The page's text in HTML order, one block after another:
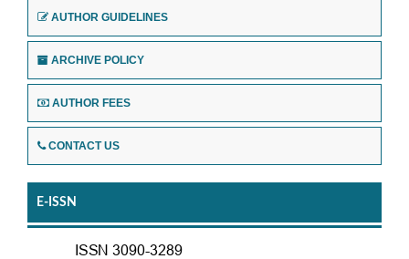
AUTHOR GUIDELINES
ARCHIVE POLICY
AUTHOR FEES
CONTACT US
E-ISSN